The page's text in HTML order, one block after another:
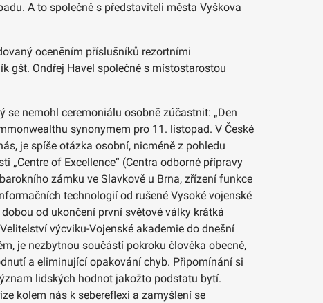
A to společně s představiteli města Vyškova
oceněním příslušníků rezortními
gšt. Ondřej Havel společně s místostarostou
se nemohl ceremoniálu osobně zúčastnit: „Den
synonymem pro 11. listopad. V České
je spíše otázka osobní, nicméně z pohledu
of Excellence“ (Centra odborné přípravy
zámku ve Slavkově u Brna, zřízení funkce
technologií od rušené Vysoké vojenské
od ukončení první světové války krátká
výcviku-Vojenské akademie do dnešní
je nezbytnou součástí pokroku člověka obecně,
a eliminující opakování chyb. Připomínání si
lidských hodnot jakožto podstatu bytí.
kolem nás k sebereflexi a zamyšlení se